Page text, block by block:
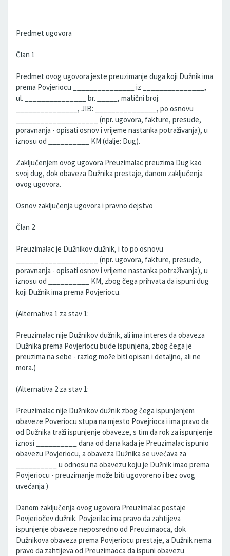
Predmet ugovora
Član 1
Predmet ovog ugovora jeste preuzimanje duga koji Dužnik ima
prema Povjeriocu _______________ iz _______________,
ul. _______________ br. _____, matični broj:
_______________, JIB: _______________, po osnovu
____________________ (npr. ugovora, fakture, presude,
poravnanja - opisati osnov i vrijeme nastanka potraživanja), u
iznosu od __________ KM (dalje: Dug).
Zaključenjem ovog ugovora Preuzimalac preuzima Dug kao
svoj dug, dok obaveza Dužnika prestaje, danom zaključenja
ovog ugovora.
Osnov zaključenja ugovora i pravno dejstvo
Član 2
Preuzimalac je Dužnikov dužnik, i to po osnovu
____________________ (npr. ugovora, fakture, presude,
poravnanja - opisati osnov i vrijeme nastanka potraživanja), u
iznosu od __________ KM, zbog čega prihvata da ispuni dug
koji Dužnik ima prema Povjeriocu.
(Alternativa 1 za stav 1:
Preuzimalac nije Dužnikov dužnik, ali ima interes da obaveza
Dužnika prema Povjeriocu bude ispunjena, zbog čega je
preuzima na sebe - razlog može biti opisan i detaljno, ali ne
mora.)
(Alternativa 2 za stav 1:
Preuzimalac nije Dužnikov dužnik zbog čega ispunjenjem
obaveze Poveriocu stupa na mjesto Povejrioca i ima pravo da
od Dužnika traži ispunjenje obaveze, s tim da rok za ispunjenje
iznosi __________ dana od dana kada je Preuzimalac ispunio
obavezu Povjeriocu, a obaveza Dužnika se uvećava za
__________ u odnosu na obavezu koju je Dužnik imao prema
Povjeriocu - preuzimanje može biti ugovoreno i bez ovog
uvećanja.)
Danom zaključenja ovog ugovora Preuzimalac postaje
Povjeriočev dužnik. Povjerilac ima pravo da zahtijeva
ispunjenje obaveze neposredno od Preuzimaoca, dok
Dužnikova obaveza prema Povjeriocu prestaje, a Dužnik nema
pravo da zahtijeva od Preuzimaoca da ispuni obavezu